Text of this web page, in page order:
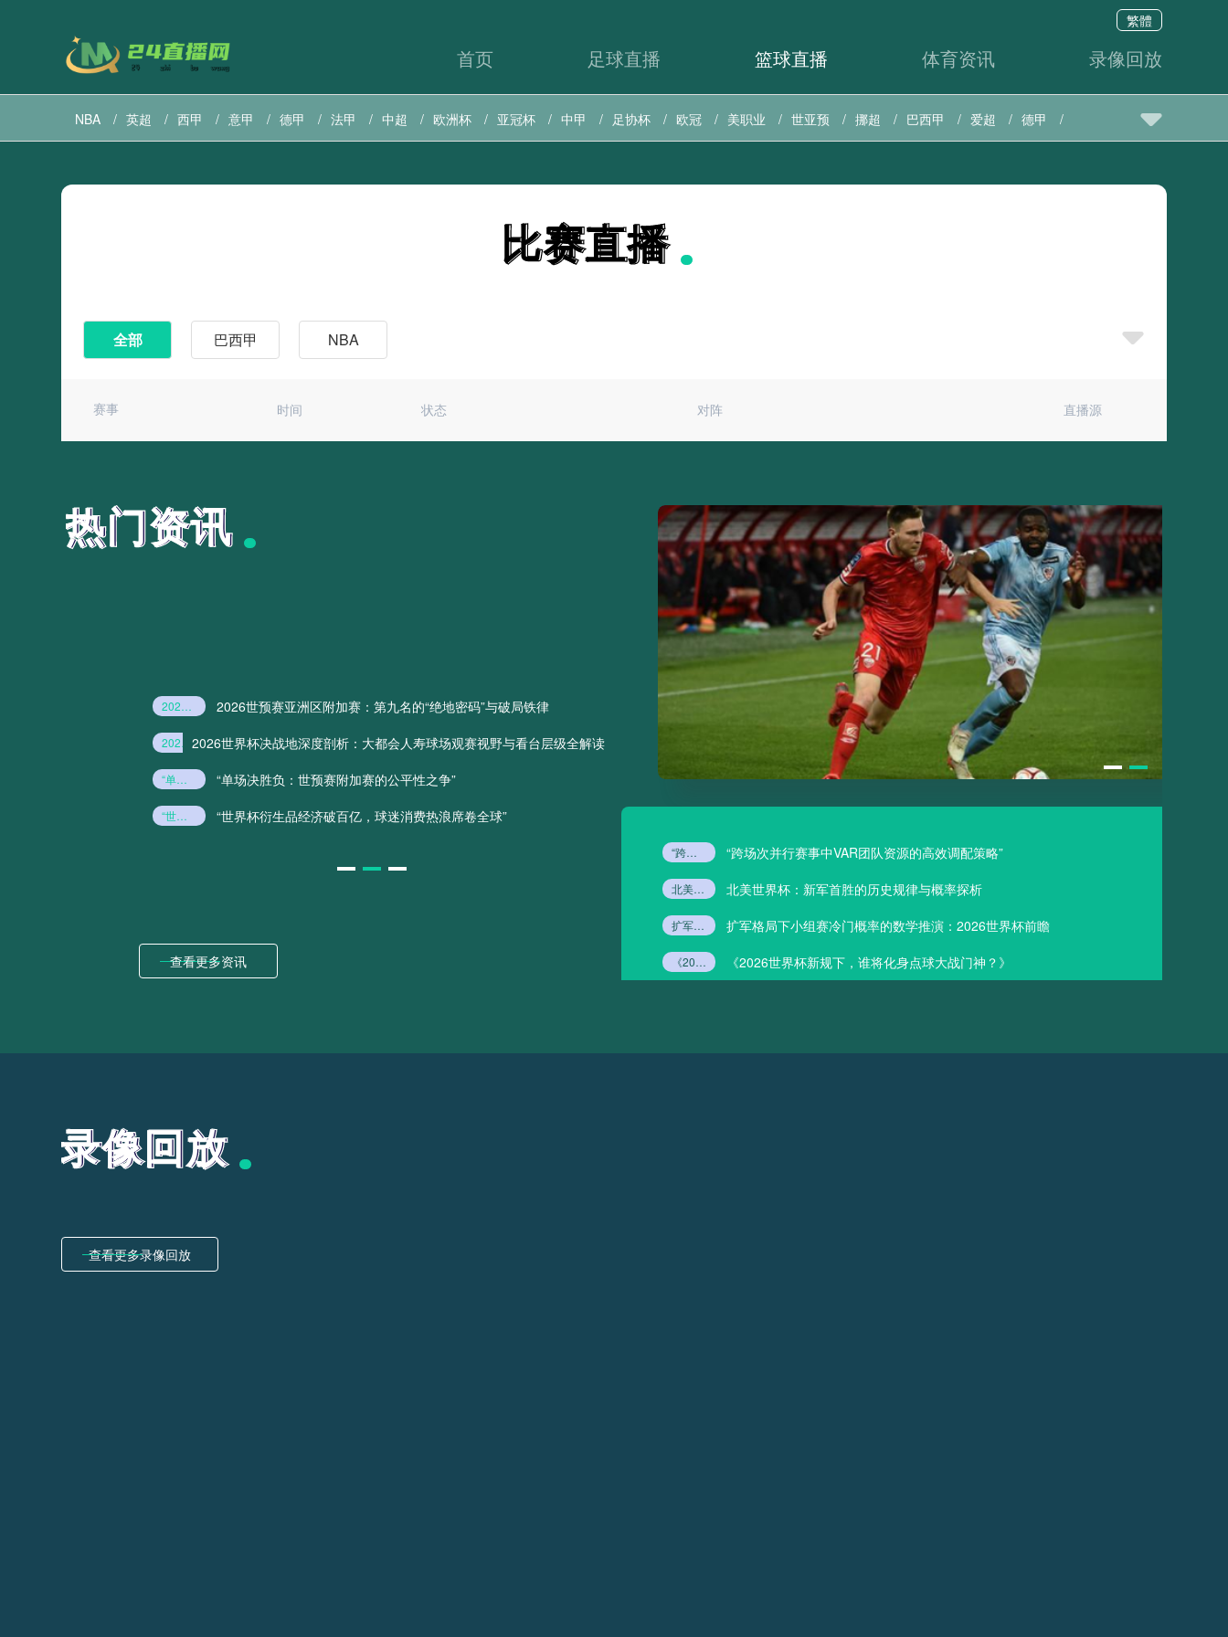
繁體
首页 足球直播 篮球直播 体育资讯 录像回放
NBA 英超 西甲 意甲 德甲 法甲 中超 欧洲杯 亚冠杯 中甲 足协杯 欧冠 美职业 世亚预 挪超 巴西甲 爱超 德甲
比赛直播
比赛直播
全部 巴西甲 NBA
赛事 时间 状态 对阵 直播源
热门资讯
热门资讯
2026世预赛亚洲区附加赛：第九名的“绝地密码”与破局铁律 2026世预赛亚洲区附加赛：第九名的“绝地密码”与破局铁律
2026世界杯决战地深度剖析：大都会人寿球场观赛视野与看台层级全解读 2026世界杯决战地深度剖析：大都会人寿球场观赛视野与看台层级全解读
“单场决胜负：世预赛附加赛的公平性之争” “单场决胜负：世预赛附加赛的公平性之争”
“世界杯衍生品经济破百亿 球迷消费热浪席卷全球”
“世界杯衍生品经济破百亿，球迷消费热浪席卷全球”
2026世界杯酷暑挑战：SoFi Stadium穹顶系统如何化解七月高温危机
阿根廷绝境翻盘，卫冕之路再陷险境
2026世界杯：当“毫米级”越位判罚触碰科技与公平的边界
查看更多资讯
“扩军48队：世界杯新规如何暗解传统豪门的铁王座”
欧洲卫冕魔咒：2026美加墨能否打破连冠荒？
“跨场次并行赛事中VAR团队资源的高效调配策略” “跨场次并行赛事中VAR团队资源的高效调配策略”
北美世界杯：新军首胜的历史规律与概率探析 北美世界杯：新军首胜的历史规律与概率探析
扩军格局下小组赛冷门概率的数学推演：2026世界杯前瞻 扩军格局下小组赛冷门概率的数学推演：2026世界杯前瞻
《2026世界杯新规下 谁将化身点球大战门神？》
《2026世界杯新规下，谁将化身点球大战门神？》
录像回放
录像回放
查看更多录像回放